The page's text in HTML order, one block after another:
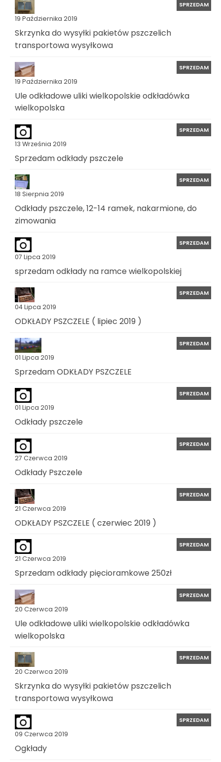
19 Października 2019
SPRZEDAM
Skrzynka do wysyłki pakietów pszczelich
transportowa wysyłkowa
19 Października 2019
SPRZEDAM
Ule odkładowe uliki wielkopolskie odkładówka
wielkopolska
13 Września 2019
SPRZEDAM
Sprzedam odkłady pszczele
18 Sierpnia 2019
SPRZEDAM
Odkłady pszczele, 12-14 ramek, nakarmione, do
zimowania
07 Lipca 2019
SPRZEDAM
sprzedam odkłady na ramce wielkopolskiej
04 Lipca 2019
SPRZEDAM
ODKŁADY PSZCZELE ( lipiec 2019 )
01 Lipca 2019
SPRZEDAM
Sprzedam ODKŁADY PSZCZELE
01 Lipca 2019
SPRZEDAM
Odkłady pszczele
27 Czerwca 2019
SPRZEDAM
Odkłady Pszczele
21 Czerwca 2019
SPRZEDAM
ODKŁADY PSZCZELE ( czerwiec 2019 )
21 Czerwca 2019
SPRZEDAM
Sprzedam odkłady pięcioramkowe 250zł
20 Czerwca 2019
SPRZEDAM
Ule odkładowe uliki wielkopolskie odkładówka
wielkopolska
20 Czerwca 2019
SPRZEDAM
Skrzynka do wysyłki pakietów pszczelich
transportowa wysyłkowa
09 Czerwca 2019
SPRZEDAM
Ogkłady